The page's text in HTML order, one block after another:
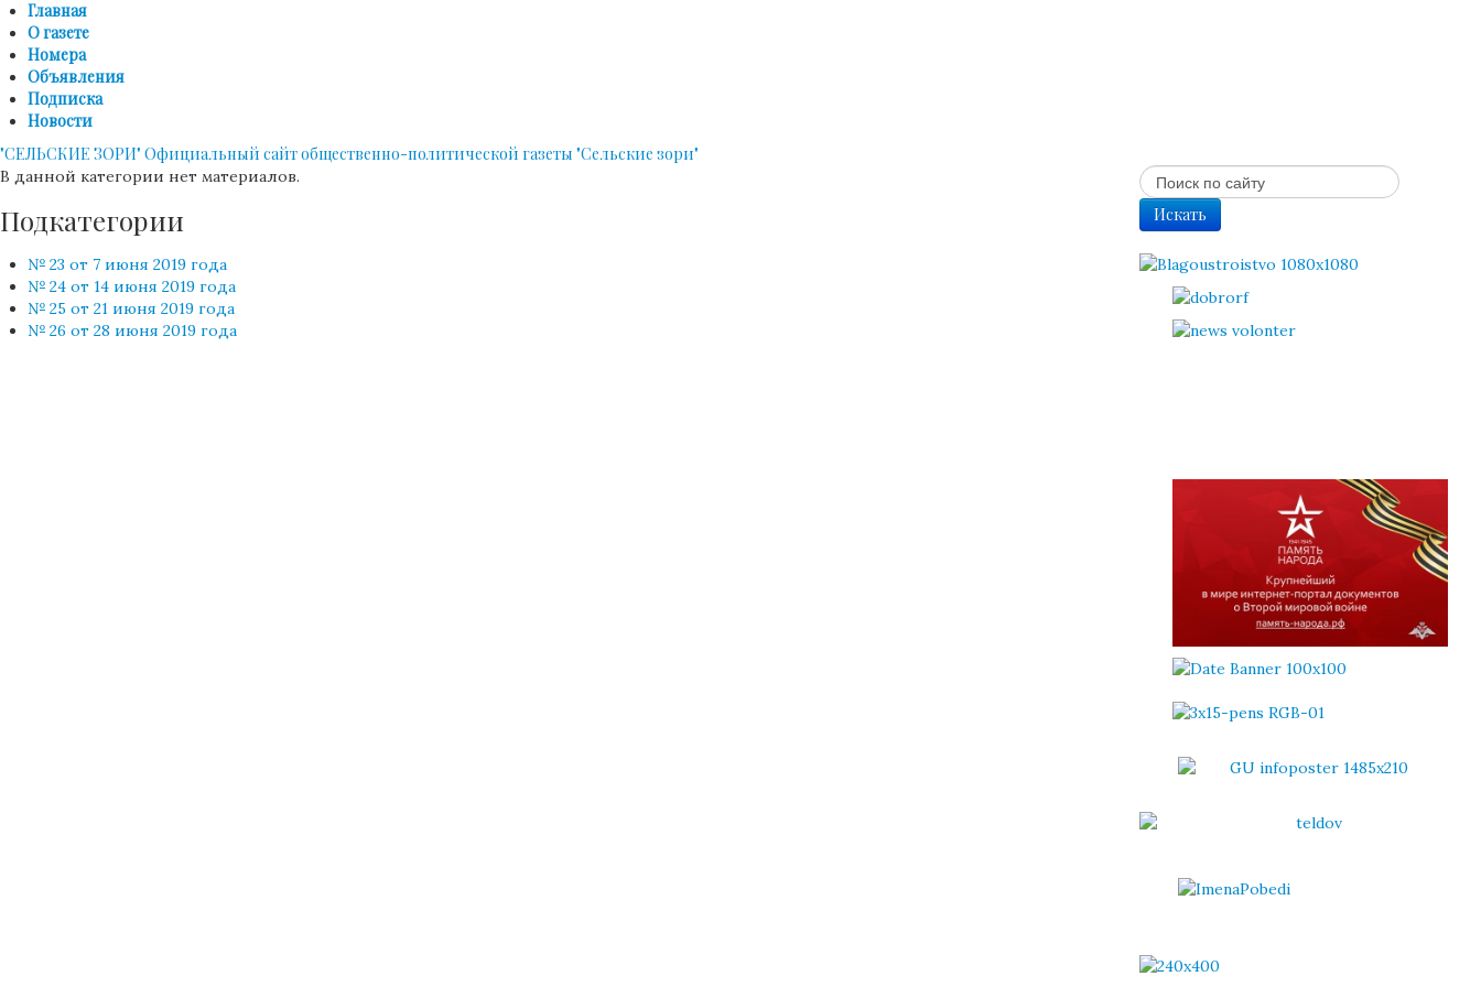
Главная
О газете
Номера
Объявления
Подписка
Новости
"СЕЛЬСКИЕ ЗОРИ" Официальный сайт общественно-политической газеты "Сельские зори"
В данной категории нет материалов.
Подкатегории
№ 23 от 7 июня 2019 года
№ 24 от 14 июня 2019 года
№ 25 от 21 июня 2019 года
№ 26 от 28 июня 2019 года
Искать